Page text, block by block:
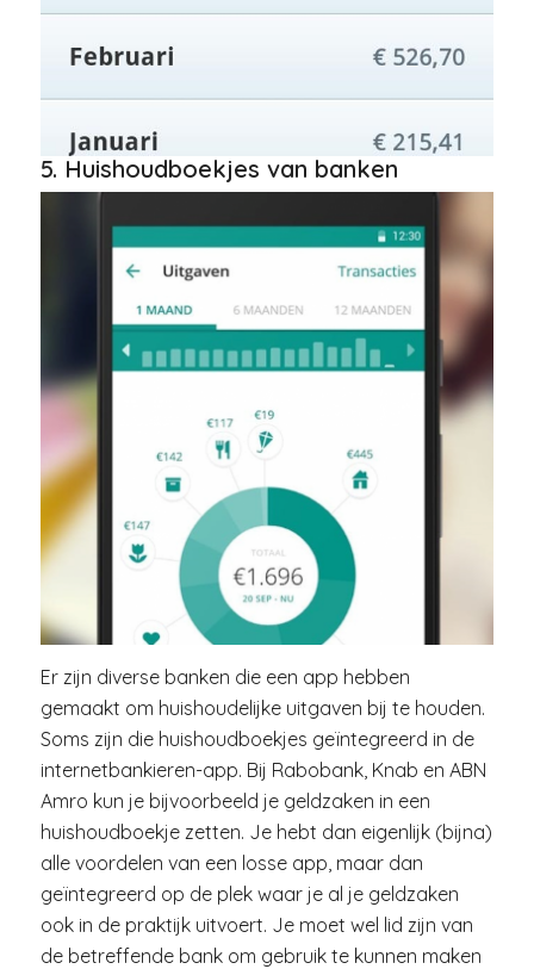
5. Huishoudboekjes van banken
Er zijn diverse banken die een app hebben
gemaakt om huishoudelijke uitgaven bij te houden.
Soms zijn die huishoudboekjes geïntegreerd in de
internetbankieren-app. Bij Rabobank, Knab en ABN
Amro kun je bijvoorbeeld je geldzaken in een
huishoudboekje zetten. Je hebt dan eigenlijk (bijna)
alle voordelen van een losse app, maar dan
geïntegreerd op de plek waar je al je geldzaken
ook in de praktijk uitvoert. Je moet wel lid zijn van
de betreffende bank om gebruik te kunnen maken